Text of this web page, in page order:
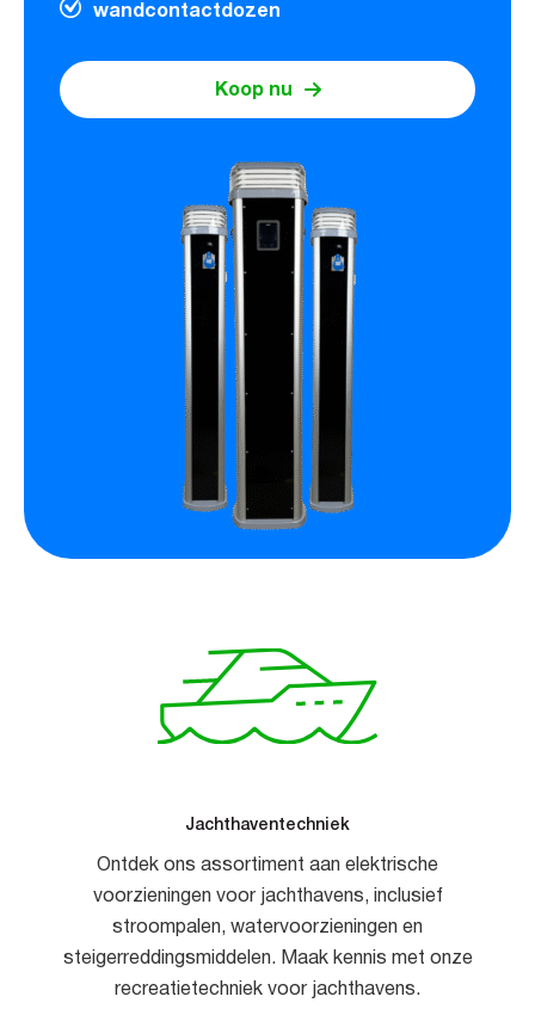
wandcontactdozen
Koop nu
Jachthaventechniek
Ontdek ons assortiment aan elektrische
voorzieningen voor jachthavens, inclusief
stroompalen, watervoorzieningen en
steigerreddingsmiddelen. Maak kennis met onze
recreatietechniek voor jachthavens.